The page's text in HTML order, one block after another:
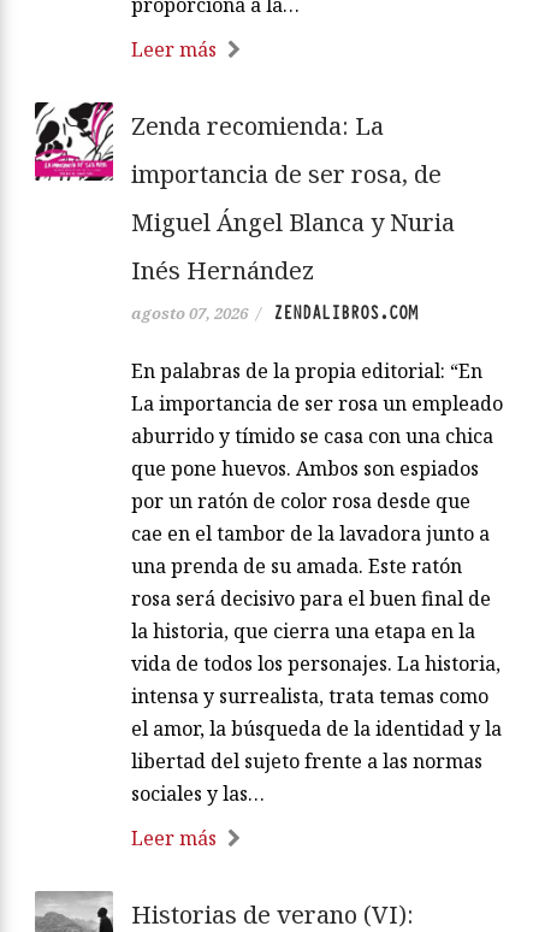
Leer más
Zenda recomienda: La
importancia de ser rosa, de
Miguel Ángel Blanca y Nuria
Inés Hernández
agosto 07, 2026 / ZENDALIBROS.COM
En palabras de la propia editorial: “En
La importancia de ser rosa un empleado
aburrido y tímido se casa con una chica
que pone huevos. Ambos son espiados
por un ratón de color rosa desde que
cae en el tambor de la lavadora junto a
una prenda de su amada. Este ratón
rosa será decisivo para el buen final de
la historia, que cierra una etapa en la
vida de todos los personajes. La historia,
intensa y surrealista, trata temas como
el amor, la búsqueda de la identidad y la
libertad del sujeto frente a las normas
sociales y las…
Leer más
Historias de verano (VI):